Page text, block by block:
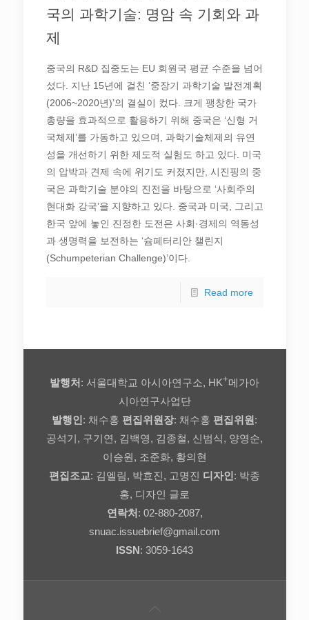
국의 과학기술: 명암 속 기회와 과
제
중국의 R&D 집중도는 EU 회원국 평균 수준을 넘어
섰다. 지난 15년에 걸친 ‘중장기 과학기술 발전계획
(2006~2020년)’의 결실이 컸다. 크게 팽창한 국가
총량을 효과적으로 활용하기 위해 중국은 ‘신형 거
국체제’를 가동하고 있으며, 과학기술체제의 유연
성을 개선하기 위한 제도적 실험도 하고 있다. 미국
의 압박과 견제 속에 위기도 커졌지만, 시진핑의 중
국은 과학기술 분야의 진전을 바탕으로 ‘사회주의
현대화 강국’을 지향하고 있다. 중국과 미국, 그리고
한국 앞에 놓인 진정한 도전은 사회·경제의 역동성
과 생명력을 보전하는 ‘슘페터리안 챌린지
(Schumpeterian Challenge)’이다.
Read more
발행처 : 서울대학교 아시아연구소, HK+메가아
시아연구사업단
발행인 : 채수홍 편집위원장: 채수홍 편집위원 :
공석기, 구기연, 김백영, 김종철, 신범식, 양영순,
이승원, 조준화, 황의현
편집조교: 김엘림, 박효진, 고명진 디자인 : 박종
홍, 디자인 글로
연락처 : 02-880-2087,
snuac.issuebrief@gmail.com
ISSN: 3059-1643